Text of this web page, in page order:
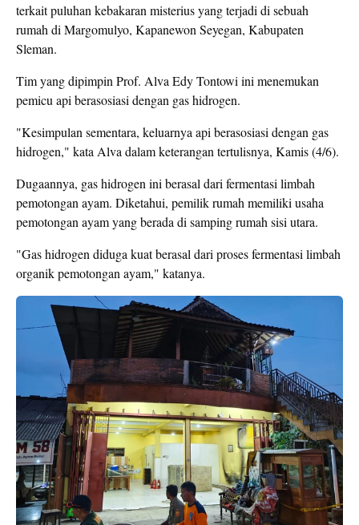
terkait puluhan kebakaran misterius yang terjadi di sebuah
rumah di Margomulyo, Kapanewon Seyegan, Kabupaten
Sleman.
Tim yang dipimpin Prof. Alva Edy Tontowi ini menemukan
pemicu api berasosiasi dengan gas hidrogen.
"Kesimpulan sementara, keluarnya api berasosiasi dengan gas
hidrogen," kata Alva dalam keterangan tertulisnya, Kamis (4/6).
Dugaannya, gas hidrogen ini berasal dari fermentasi limbah
pemotongan ayam. Diketahui, pemilik rumah memiliki usaha
pemotongan ayam yang berada di samping rumah sisi utara.
"Gas hidrogen diduga kuat berasal dari proses fermentasi limbah
organik pemotongan ayam," katanya.